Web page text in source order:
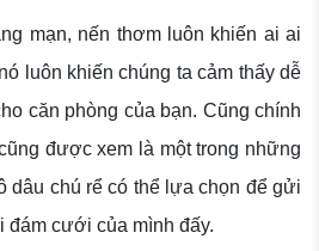
mạn, nến thơm luôn khiến ai ai
luôn khiến chúng ta cảm thấy dễ
căn phòng của bạn. Cũng chính
được xem là một trong những
dâu chú rể có thể lựa chọn để gửi
đám cưới của mình đấy.